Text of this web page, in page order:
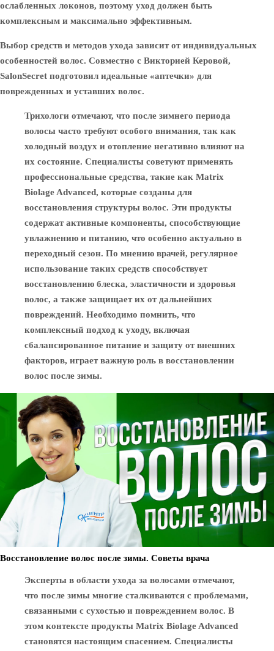
ослабленных локонов, поэтому уход должен быть
комплексным и максимально эффективным.
Выбор средств и методов ухода зависит от индивидуальных
особенностей волос. Совместно с Викторией Керовой,
SalonSecret подготовил идеальные «аптечки» для
поврежденных и уставших волос.
Трихологи отмечают, что после зимнего периода
волосы часто требуют особого внимания, так как
холодный воздух и отопление негативно влияют на
их состояние. Специалисты советуют применять
профессиональные средства, такие как Matrix
Biolage Advanced, которые созданы для
восстановления структуры волос. Эти продукты
содержат активные компоненты, способствующие
увлажнению и питанию, что особенно актуально в
переходный сезон. По мнению врачей, регулярное
использование таких средств способствует
восстановлению блеска, эластичности и здоровья
волос, а также защищает их от дальнейших
повреждений. Необходимо помнить, что
комплексный подход к уходу, включая
сбалансированное питание и защиту от внешних
факторов, играет важную роль в восстановлении
волос после зимы.
Восстановление волос после зимы. Советы врача
Эксперты в области ухода за волосами отмечают,
что после зимы многие сталкиваются с проблемами,
связанными с сухостью и повреждением волос. В
этом контексте продукты Matrix Biolage Advanced
становятся настоящим спасением. Специалисты